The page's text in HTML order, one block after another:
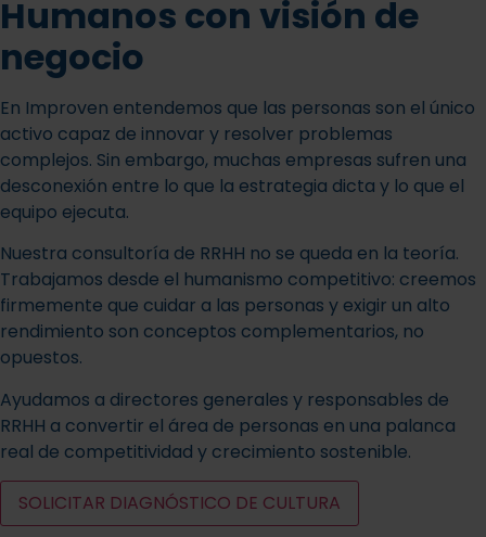
Humanos con visión de
negocio
En Improven entendemos que las personas son el único
activo capaz de innovar y resolver problemas
complejos. Sin embargo, muchas empresas sufren una
desconexión entre lo que la estrategia dicta y lo que el
equipo ejecuta.
Nuestra consultoría de RRHH no se queda en la teoría.
Trabajamos desde el humanismo competitivo: creemos
firmemente que cuidar a las personas y exigir un alto
rendimiento son conceptos complementarios, no
opuestos.
Ayudamos a directores generales y responsables de
RRHH a convertir el área de personas en una palanca
real de competitividad y crecimiento sostenible.
SOLICITAR DIAGNÓSTICO DE CULTURA